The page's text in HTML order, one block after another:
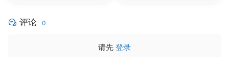
评论 0
请先 登录